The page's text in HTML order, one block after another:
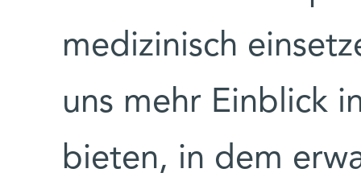
medizinisch
uns mehr Einblick
bieten, in dem